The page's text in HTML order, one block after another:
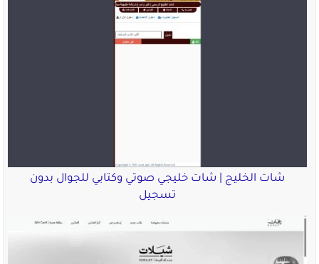
شات الخليج | شات خليجي صوتي وكتابي للجوال بدون
تسجيل